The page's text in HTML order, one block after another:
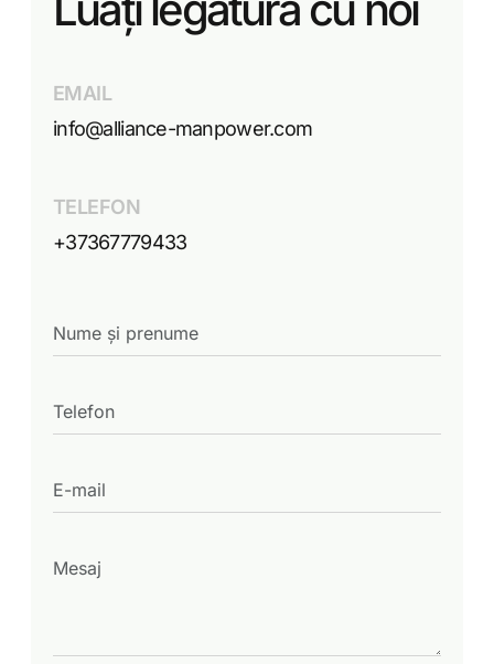
EMAIL
info@alliance-manpower.com
TELEFON
+37367779433